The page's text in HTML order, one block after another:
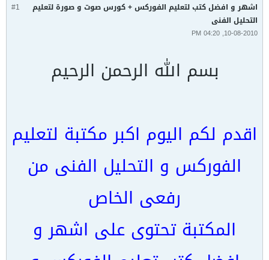
#1
اشهر و افضل كتب لتعليم الفوركس + كورس صوت و صورة لتعليم
التحليل الفنى
10-08-2010, 04:20 PM
بسم الله الرحمن الرحيم
اقدم لكم اليوم اكبر مكتبة لتعليم
الفوركس و التحليل الفنى من
رفعى الخاص
المكتبة تحتوى على اشهر و